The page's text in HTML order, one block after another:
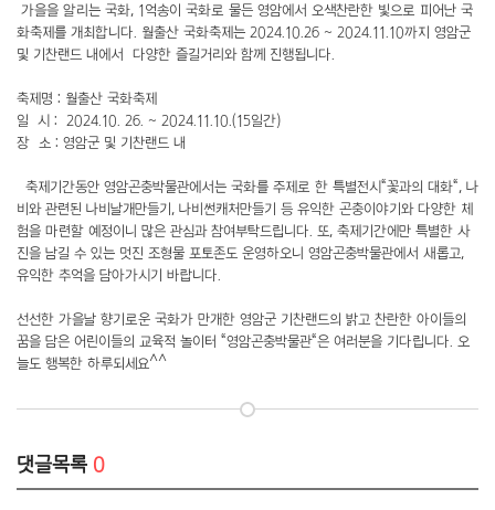
가을을 알리는 국화, 1억송이 국화로 물든 영암에서 오색찬란한 빛으로 피어난 국
화축제를 개최합니다. 월출산 국화축제는 2024.10.26 ~ 2024.11.10까지 영암군
및 기찬랜드 내에서 다양한 즐길거리와 함께 진행됩니다.
축제명 : 월출산 국화축제
일 시 : 2024.10. 26. ~ 2024.11.10.(15일간)
장 소 : 영암군 및 기찬랜드 내
축제기간동안 영암곤충박물관에서는 국화를 주제로 한 특별전시"꽃과의 대화", 나
비와 관련된 나비날개만들기, 나비썬캐처만들기 등 유익한 곤충이야기와 다양한 체
험을 마련할 예정이니 많은 관심과 참여부탁드립니다. 또, 축제기간에만 특별한 사
진을 남길 수 있는 멋진 조형물 포토존도 운영하오니 영암곤충박물관에서 새롭고,
유익한 추억을 담아가시기 바랍니다.
선선한 가을날 향기로운 국화가 만개한 영암군 기찬랜드의 밝고 찬란한 아이들의
꿈을 담은 어린이들의 교육적 놀이터 "영암곤충박물관"은 여러분을 기다립니다. 오
늘도 행복한 하루되세요^^
댓글목록 0